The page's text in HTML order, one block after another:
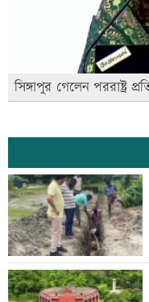
সিঙ্গাপুর গেলেন পররাষ্ট্র